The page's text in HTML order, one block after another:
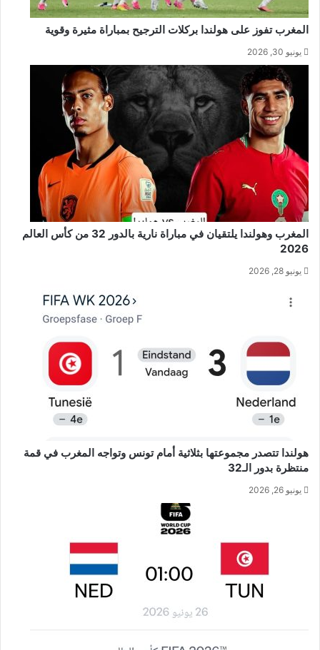
المغرب تفوز على هولندا بركلات الترجيح بمباراة مثيرة وقوية
يونيو 30, 2026
المغرب وهولندا يلتقيان في مباراة نارية بالدور 32 من كأس العالم
2026
يونيو 28, 2026
هولندا تتصدر مجموعتها بثلاثية أمام تونس وتواجه المغرب في قمة
منتظرة بدور الـ32
يونيو 26, 2026